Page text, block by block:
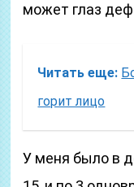
может глаз
Читать еще:
горит лицо
У меня было в